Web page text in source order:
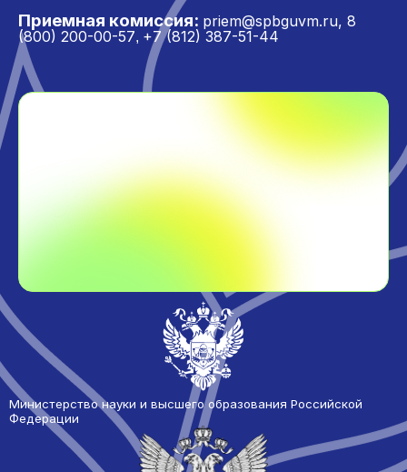
Приемная комиссия: priem@spbguvm.ru, 8
(800) 200-00-57, +7 (812) 387-51-44
Министерство науки и высшего образования Российской
Федерации